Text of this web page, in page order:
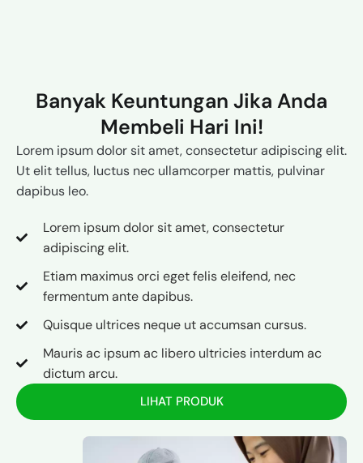
Banyak Keuntungan Jika Anda
Membeli Hari Ini!
Lorem ipsum dolor sit amet, consectetur adipiscing elit.
Ut elit tellus, luctus nec ullamcorper mattis, pulvinar
dapibus leo.
Lorem ipsum dolor sit amet, consectetur
adipiscing elit.
Etiam maximus orci eget felis eleifend, nec
fermentum ante dapibus.
Quisque ultrices neque ut accumsan cursus.
Mauris ac ipsum ac libero ultricies interdum ac
dictum arcu.
LIHAT PRODUK